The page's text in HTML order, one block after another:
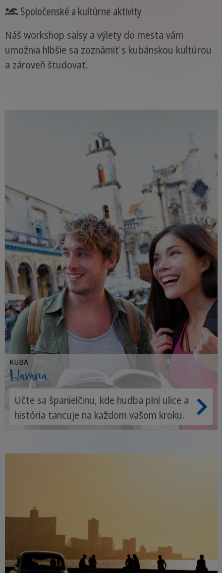
Spoločenské a kultúrne aktivity
Náš workshop salsy a výlety do mesta vám
umožnia hlbšie sa zoznámiť s kubánskou kultúrou
a zároveň študovať.
KUBA
Havana
Učte sa španielčinu, kde hudba plní ulice a
história tancuje na každom vašom kroku.